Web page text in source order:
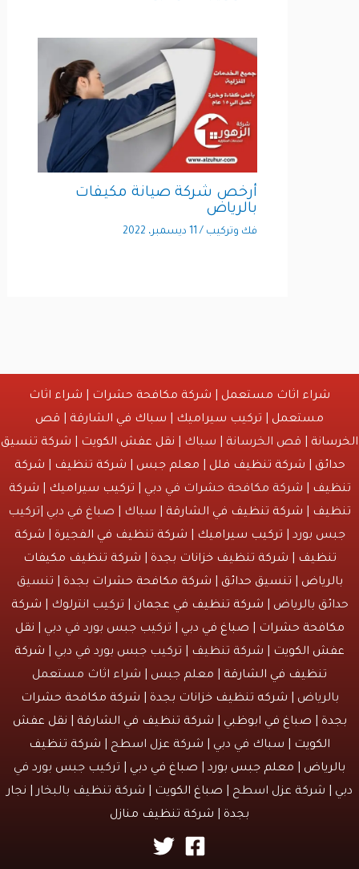
أرخص شركة صيانة مكيفات
بالرياض
فك وتركيب/11 ديسمبر، 2022
شراء اثاث مستعمل|شركة مكافحة حشرات|شراء اثاث
مستعمل|تركيب سيراميك|سباك في الشارقة|قص
| قص الخرسانة | سباك |نقل عفش الكويت|شركة تنسيق
|شركة تنظيف فلل |معلم جبس|شركة تنظيف|شركة
| شركة مكافحة حشرات في دبي |تركيب سيراميك|شركة
|شركة تنظيف في الشارقة| سباك | صباغ في دبي |تركيب
بورد |تركيب سيراميك|شركة تنظيف في الفجيرة|شركة
|شركة تنظيف خزانات بجدة|شركة تنظيف مكيفات
|تنسيق حدائق|شركة مكافحة حشرات بجدة| تنسيق
بالرياض |شركة تنظيف في عجمان| تركيب انترلوك |شركة
حشرات|صباغ في دبي| تركيب جبس بورد في دبي |نقل
الكويت| شركة تنظيف | تركيب جبس بورد في دبي |شركة
تنظيف في الشارقة| معلم جبس | شراء اثاث مستعمل
|شركه تنظيف خزانات بجدة|شركة مكافحة حشرات
|صباغ في ابوظبي|شركة تنظيف في الشارقة|نقل عفش
الكويت| سباك في دبي | شركة عزل اسطح |شركة تنظيف
|معلم جبس بورد|صباغ في دبي| تركيب جبس بورد في
| شركة عزل اسطح |صباغ الكويت| شركة تنظيف بالبخار |نجار
|شركة تنظيف منازل